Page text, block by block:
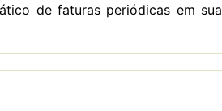
de faturas periódicas em sua